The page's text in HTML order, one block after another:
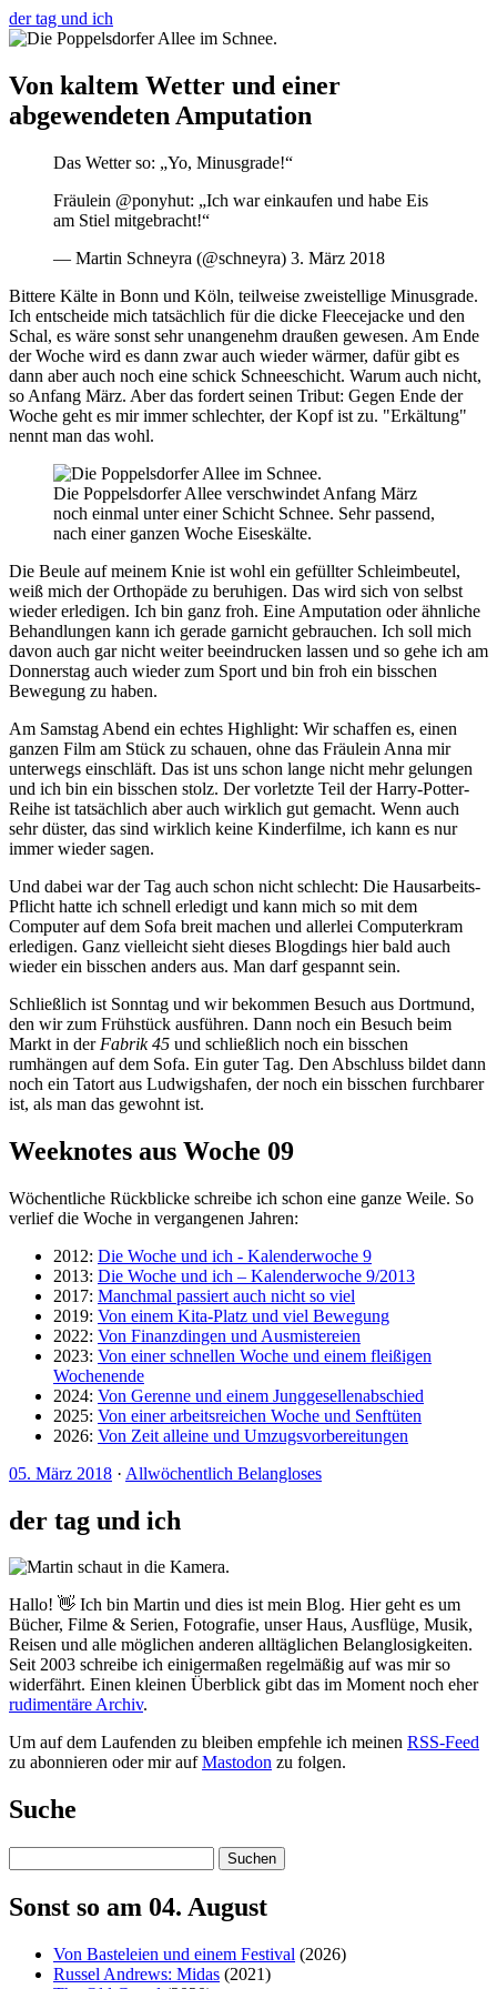
der tag und ich
Von kaltem Wetter und einer
abgewendeten Amputation
Das Wetter so: „Yo, Minusgrade!“
Fräulein @ponyhut: „Ich war einkaufen und habe Eis
am Stiel mitgebracht!“
— Martin Schneyra (@schneyra) 3. März 2018
Bittere Kälte in Bonn und Köln, teilweise zweistellige Minusgrade.
Ich entscheide mich tatsächlich für die dicke Fleecejacke und den
Schal, es wäre sonst sehr unangenehm draußen gewesen. Am Ende
der Woche wird es dann zwar auch wieder wärmer, dafür gibt es
dann aber auch noch eine schick Schneeschicht. Warum auch nicht,
so Anfang März. Aber das fordert seinen Tribut: Gegen Ende der
Woche geht es mir immer schlechter, der Kopf ist zu. "Erkältung"
nennt man das wohl.
Die Poppelsdorfer Allee verschwindet Anfang März
noch einmal unter einer Schicht Schnee. Sehr passend,
nach einer ganzen Woche Eiseskälte.
Die Beule auf meinem Knie ist wohl ein gefüllter Schleimbeutel,
weiß mich der Orthopäde zu beruhigen. Das wird sich von selbst
wieder erledigen. Ich bin ganz froh. Eine Amputation oder ähnliche
Behandlungen kann ich gerade garnicht gebrauchen. Ich soll mich
davon auch gar nicht weiter beeindrucken lassen und so gehe ich am
Donnerstag auch wieder zum Sport und bin froh ein bisschen
Bewegung zu haben.
Am Samstag Abend ein echtes Highlight: Wir schaffen es, einen
ganzen Film am Stück zu schauen, ohne das Fräulein Anna mir
unterwegs einschläft. Das ist uns schon lange nicht mehr gelungen
und ich bin ein bisschen stolz. Der vorletzte Teil der Harry-Potter-
Reihe ist tatsächlich aber auch wirklich gut gemacht. Wenn auch
sehr düster, das sind wirklich keine Kinderfilme, ich kann es nur
immer wieder sagen.
Und dabei war der Tag auch schon nicht schlecht: Die Hausarbeits-
Pflicht hatte ich schnell erledigt und kann mich so mit dem
Computer auf dem Sofa breit machen und allerlei Computerkram
erledigen. Ganz vielleicht sieht dieses Blogdings hier bald auch
wieder ein bisschen anders aus. Man darf gespannt sein.
Schließlich ist Sonntag und wir bekommen Besuch aus Dortmund,
den wir zum Frühstück ausführen. Dann noch ein Besuch beim
Markt in der Fabrik 45 und schließlich noch ein bisschen
rumhängen auf dem Sofa. Ein guter Tag. Den Abschluss bildet dann
noch ein Tatort aus Ludwigshafen, der noch ein bisschen furchbarer
ist, als man das gewohnt ist.
Weeknotes aus Woche 09
Wöchentliche Rückblicke schreibe ich schon eine ganze Weile. So
verlief die Woche in vergangenen Jahren:
2012: Die Woche und ich - Kalenderwoche 9
2013: Die Woche und ich – Kalenderwoche 9/2013
2017: Manchmal passiert auch nicht so viel
2019: Von einem Kita-Platz und viel Bewegung
2022: Von Finanzdingen und Ausmistereien
2023: Von einer schnellen Woche und einem fleißigen
Wochenende
2024: Von Gerenne und einem Junggesellenabschied
2025: Von einer arbeitsreichen Woche und Senftüten
2026: Von Zeit alleine und Umzugsvorbereitungen
05. März 2018 · Allwöchentlich Belangloses
der tag und ich
Hallo! 👋 Ich bin Martin und dies ist mein Blog. Hier geht es um
Bücher, Filme & Serien, Fotografie, unser Haus, Ausflüge, Musik,
Reisen und alle möglichen anderen alltäglichen Belanglosigkeiten.
Seit 2003 schreibe ich einigermaßen regelmäßig auf was mir so
widerfährt. Einen kleinen Überblick gibt das im Moment noch eher
rudimentäre Archiv.
Um auf dem Laufenden zu bleiben empfehle ich meinen RSS-Feed
zu abonnieren oder mir aufMastodon zu folgen.
Suche
Suchen
Sonst so am 04. August
Von Basteleien und einem Festival (2026)
Russel Andrews: Midas (2021)